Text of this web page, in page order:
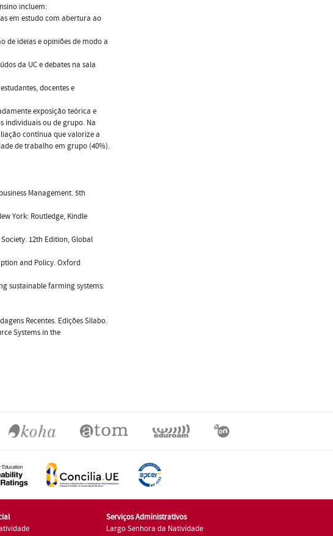
incluem:
em estudo com abertura ao
de ideias e opiniões de modo a
da UC e debates na sala
docentes e
exposição teórica e
individuais ou de grupo. Na
contínua que valorize a
de trabalho em grupo (40%).
Management. 5th
York: Routledge, Kindle
12th Edition, Global
and Policy. Oxford
sustainable farming systems:
Recentes. Edições Sílabo.
Systems in the
Serviços Administrativos
Largo Senhora da Natividade